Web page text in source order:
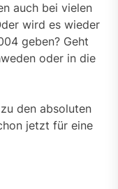
auch bei vielen
wird es wieder
geben? Geht
oder in die
den absoluten
jetzt für eine